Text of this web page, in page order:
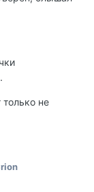
только не